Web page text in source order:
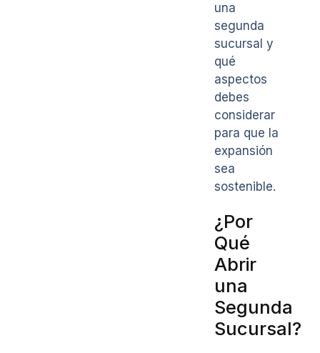
una
segunda
sucursal y
qué
aspectos
debes
considerar
para que la
expansión
sea
sostenible.
¿Por
Qué
Abrir
una
Segunda
Sucursal?